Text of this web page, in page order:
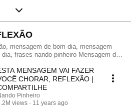
mensagem de bom dia, mensagem
nando pinheiro Mensagem de
MENSAGEM VAI FAZER
CHORAR, REFLEXÃO |
Pinheiro
views
11 years ago